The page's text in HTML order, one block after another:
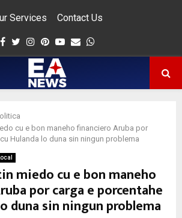
Services Contact Us
Facebook
Twitter
Instagram
Pinterest
Youtube
Email
cu e bon maneho financiero Aruba por
Hulanda lo duna sin ningun problema
Local
miedo cu e bon maneho
por carga e porcentahe
duna sin ningun problema